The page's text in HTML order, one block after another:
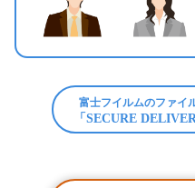
富⼠フイルムのファイ
「SECURE